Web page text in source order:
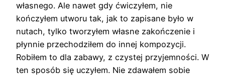
własnego. Ale nawet gdy ćwiczyłem, nie
kończyłem utworu tak, jak to zapisane było w
nutach, tylko tworzyłem własne zakończenie i
płynnie przechodziłem do innej kompozycji.
Robiłem to dla zabawy, z czystej przyjemności. W
ten sposób się uczyłem. Nie zdawałem sobie